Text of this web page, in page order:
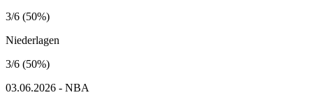
3/6 (50%)
Niederlagen
3/6 (50%)
03.06.2026 - NBA